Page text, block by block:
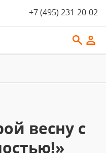
+7 (495) 231-20-02
весну с